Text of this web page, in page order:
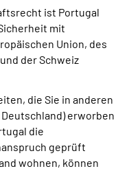
ist Portugal
mit
Union, des
der Schweiz
die Sie in anderen
erworben
die
geprüft
wohnen, können